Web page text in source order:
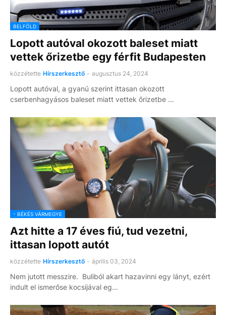
BELFÖLD
Lopott autóval okozott baleset miatt
vettek őrizetbe egy férfit Budapesten
közzétette Hírszerkesztő - augusztus 24, 2024
Lopott autóval, a gyanú szerint ittasan okozott
cserbenhagyásos baleset miatt vettek őrizetbe …
- BÉKÉS VÁRMEGYE
Azt hitte a 17 éves fiú, tud vezetni,
ittasan lopott autót
közzétette Hírszerkesztő - április 03, 2024
Nem jutott messzire. Buliból akart hazavinni egy lányt, ezért
indult el ismerőse kocsijával eg…